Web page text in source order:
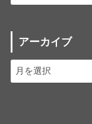
アーカイブ